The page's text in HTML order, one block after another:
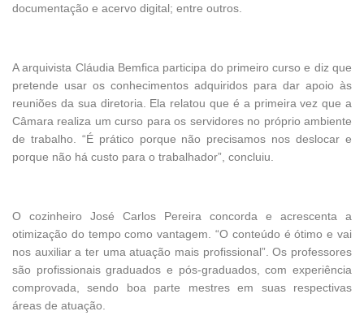
documentação e acervo digital; entre outros.
A arquivista Cláudia Bemfica participa do primeiro curso e diz que
pretende usar os conhecimentos adquiridos para dar apoio às
reuniões da sua diretoria. Ela relatou que é a primeira vez que a
Câmara realiza um curso para os servidores no próprio ambiente
de trabalho. “É prático porque não precisamos nos deslocar e
porque não há custo para o trabalhador”, concluiu.
O cozinheiro José Carlos Pereira concorda e acrescenta a
otimização do tempo como vantagem. “O conteúdo é ótimo e vai
nos auxiliar a ter uma atuação mais profissional”. Os professores
são profissionais graduados e pós-graduados, com experiência
comprovada, sendo boa parte mestres em suas respectivas
áreas de atuação.